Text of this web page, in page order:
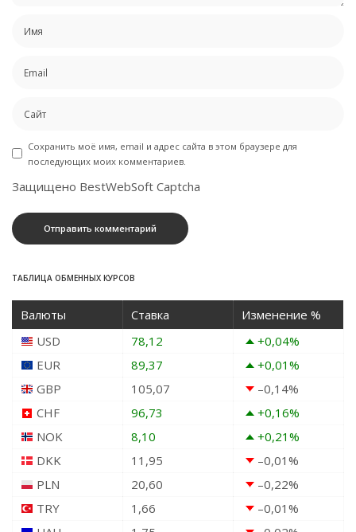
Сохранить моё имя, email и адрес сайта в этом браузере для
последующих моих комментариев.
Защищено BestWebSoft Captcha
ТАБЛИЦА ОБМЕННЫХ КУРСОВ
Валюты Ставка
Изменение %
USD
78,12 +0,04%
EUR
89,37 +0,01%
GBP
105,07 –0,14%
CHF
96,73 +0,16%
NOK
8,10 +0,21%
DKK
11,95 –0,01%
PLN
20,60 –0,22%
TRY
1,66 –0,01%